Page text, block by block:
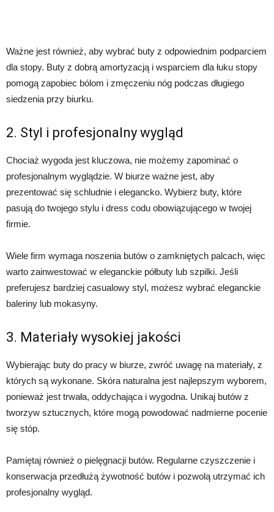
Ważne jest również, aby wybrać buty z odpowiednim podparciem
dla stopy. Buty z dobrą amortyzacją i wsparciem dla łuku stopy
pomogą zapobiec bólom i zmęczeniu nóg podczas długiego
siedzenia przy biurku.
2. Styl i profesjonalny wygląd
Chociaż wygoda jest kluczowa, nie możemy zapominać o
profesjonalnym wyglądzie. W biurze ważne jest, aby
prezentować się schludnie i elegancko. Wybierz buty, które
pasują do twojego stylu i dress codu obowiązującego w twojej
firmie.
Wiele firm wymaga noszenia butów o zamkniętych palcach, więc
warto zainwestować w eleganckie półbuty lub szpilki. Jeśli
preferujesz bardziej casualowy styl, możesz wybrać eleganckie
baleriny lub mokasyny.
3. Materiały wysokiej jakości
Wybierając buty do pracy w biurze, zwróć uwagę na materiały, z
których są wykonane. Skóra naturalna jest najlepszym wyborem,
ponieważ jest trwała, oddychająca i wygodna. Unikaj butów z
tworzyw sztucznych, które mogą powodować nadmierne pocenie
się stóp.
Pamiętaj również o pielęgnacji butów. Regularne czyszczenie i
konserwacja przedłużą żywotność butów i pozwolą utrzymać ich
profesjonalny wygląd.